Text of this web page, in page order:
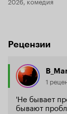
Рецензии
1
'Не бывает
бывают